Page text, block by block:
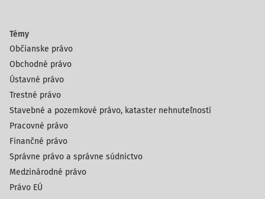
Témy
Občianske právo
Obchodné právo
Ústavné právo
Trestné právo
Stavebné a pozemkové právo, kataster nehnuteľností
Pracovné právo
Finančné právo
Správne právo a správne súdnictvo
Medzinárodné právo
Právo EÚ